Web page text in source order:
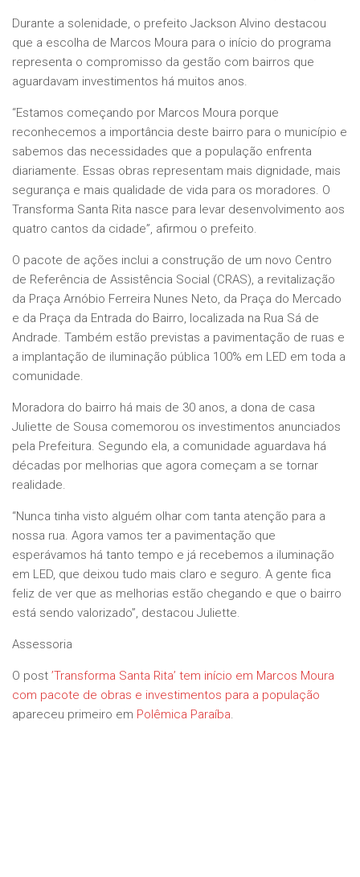
Durante a solenidade, o prefeito Jackson Alvino destacou
que a escolha de Marcos Moura para o início do programa
representa o compromisso da gestão com bairros que
aguardavam investimentos há muitos anos.
“Estamos começando por Marcos Moura porque
reconhecemos a importância deste bairro para o município e
sabemos das necessidades que a população enfrenta
diariamente. Essas obras representam mais dignidade, mais
segurança e mais qualidade de vida para os moradores. O
Transforma Santa Rita nasce para levar desenvolvimento aos
quatro cantos da cidade”, afirmou o prefeito.
O pacote de ações inclui a construção de um novo Centro
de Referência de Assistência Social (CRAS), a revitalização
da Praça Arnóbio Ferreira Nunes Neto, da Praça do Mercado
e da Praça da Entrada do Bairro, localizada na Rua Sá de
Andrade. Também estão previstas a pavimentação de ruas e
a implantação de iluminação pública 100% em LED em toda a
comunidade.
Moradora do bairro há mais de 30 anos, a dona de casa
Juliette de Sousa comemorou os investimentos anunciados
pela Prefeitura. Segundo ela, a comunidade aguardava há
décadas por melhorias que agora começam a se tornar
realidade.
“Nunca tinha visto alguém olhar com tanta atenção para a
nossa rua. Agora vamos ter a pavimentação que
esperávamos há tanto tempo e já recebemos a iluminação
em LED, que deixou tudo mais claro e seguro. A gente fica
feliz de ver que as melhorias estão chegando e que o bairro
está sendo valorizado”, destacou Juliette.
Assessoria
O post ’Transforma Santa Rita’ tem início em Marcos Moura
com pacote de obras e investimentos para a população
apareceu primeiro em Polêmica Paraíba.